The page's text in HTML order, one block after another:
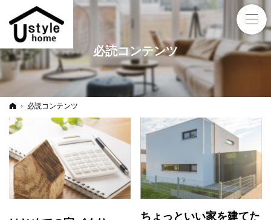
必読コンテンツ
ホーム
必読コンテンツ
ちょっといい家を建てた